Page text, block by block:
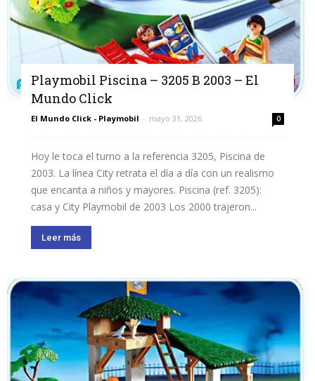
Playmobil Piscina – 3205 B 2003 – El
Mundo Click
El Mundo Click - Playmobil - mayo 31, 2026 0
Hoy le toca el turno a la referencia 3205, Piscina de
2003. La línea City retrata el día a día con un realismo
que encanta a niños y mayores. Piscina (ref. 3205):
casa y City Playmobil de 2003 Los 2000 trajeron...
Leer más